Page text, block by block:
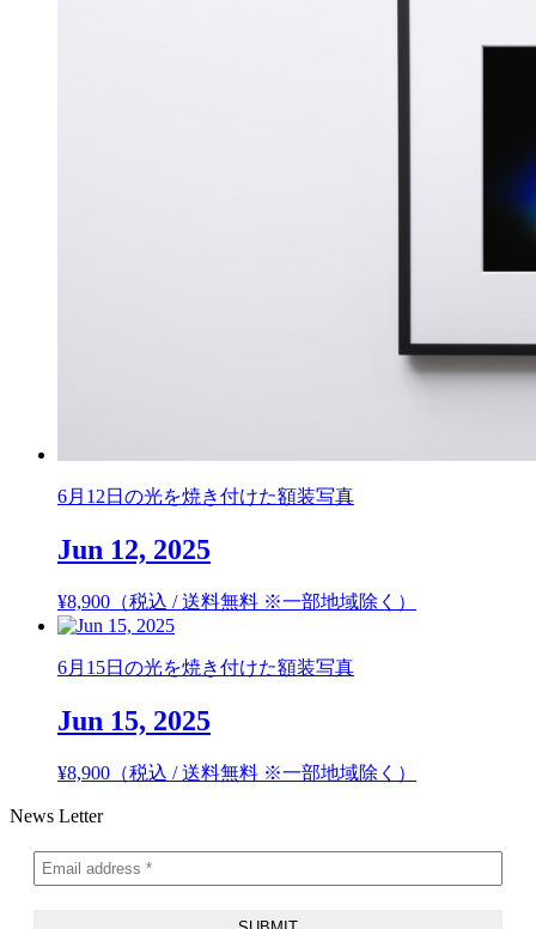
6月12日の光を焼き付けた額装写真
Jun 12, 2025
¥8,900 （税込 / 送料無料 ※一部地域除く）
6月15日の光を焼き付けた額装写真
Jun 15, 2025
¥8,900 （税込 / 送料無料 ※一部地域除く）
News Letter